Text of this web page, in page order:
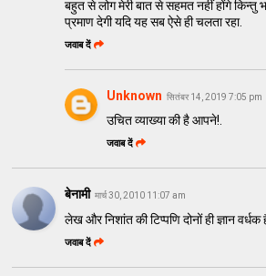
बहुत से लोग मेरी बात से सहमत नहीं होंगे किन्तु
प्रमाण देगी यदि यह सब ऐसे ही चलता रहा.
जवाब दें
Unknown सितंबर 14, 2019 7:05 pm
उचित व्याख्या की है आपने!.
जवाब दें
बेनामी मार्च 30, 2010 11:07 am
लेख और निशांत की टिप्पणि दोनों ही ज्ञान वर्धक
जवाब दें